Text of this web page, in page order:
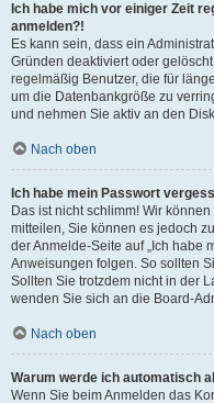
Ich habe mich vor einiger Zeit
anmelden?!
Es kann sein, dass ein
Gründen deaktiviert oder
regelmäßig Benutzer, die für
um die Datenbankgröße zu
und nehmen Sie aktiv an den
Nach oben
Ich habe mein Passwort
Das ist nicht schlimm! Wir
mitteilen, Sie können es jedoch
der Anmelde-Seite auf „Ich habe
Anweisungen folgen. So sollten
Sollten Sie trotzdem nicht in der
wenden Sie sich an die Board-
Nach oben
Warum werde ich automatisch
Wenn Sie beim Anmelden das